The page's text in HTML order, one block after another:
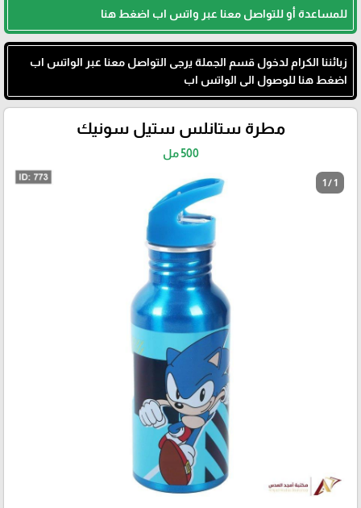
للمساعدة أو للتواصل معنا عبر واتس اب اضغط هنا
زبائننا الكرام لدخول قسم الجملة يرجى التواصل معنا عبر الواتس اب
اضغط هنا للوصول الى الواتس اب
مطرة ستانلس ستيل سونيك
500 مل
1 / 1